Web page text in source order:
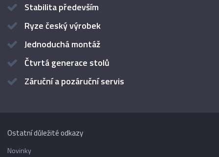
Stabilita především
Ryze český výrobek
Jednoduchá montáž
Čtvrtá generace stolů
Záruční a pozáruční servis
Ostatní důležité odkazy
Novinky